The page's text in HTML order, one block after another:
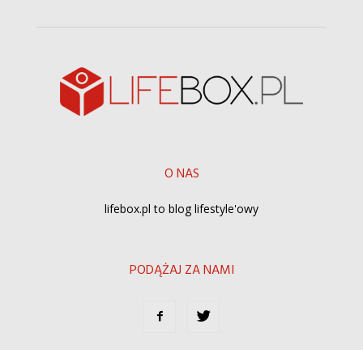
O NAS
lifebox.pl to blog lifestyle'owy
PODĄŻAJ ZA NAMI